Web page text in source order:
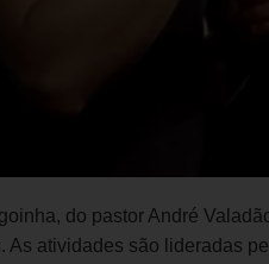
do pastor André
As atividades são lideradas